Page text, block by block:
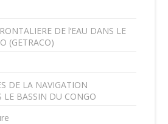
DE l’EAU DANS LE
(GETRACO)
DE LA NAVIGATION
LE BASSIN DU CONGO